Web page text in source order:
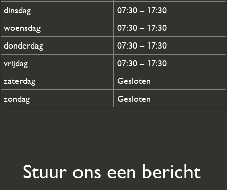
dinsdag
07:30 – 17:30
woensdag
07:30 – 17:30
donderdag
07:30 – 17:30
vrijdag
07:30 – 17:30
zaterdag
Gesloten
zondag
Gesloten
Stuur ons een bericht